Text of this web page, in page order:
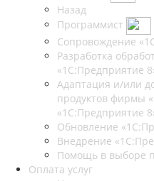
Назад
Программист
Сопровождение
Разработка
«1С:Предприятие
Адаптация и/или
продуктов фирмы
«1С:Предприятие
Обновление
Внедрение
Помощь в выборе
Оплата услуг